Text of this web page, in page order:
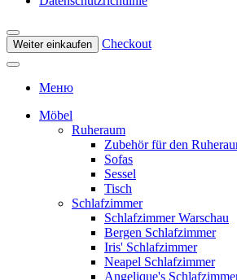
Weiter einkaufen Checkout
Меню
Möbel
Ruheraum
Zubehör für den
Sofas
Sessel
Tisch
Schlafzimmer
Schlafzimmer Warschau
Bergen Schlafzimmer
Iris' Schlafzimmer
Neapel Schlafzimmer
Angelique's